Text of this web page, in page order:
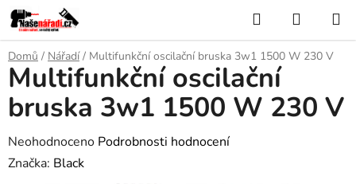
Přejít
na
obsah
Hledat
KOŠÍK
Domů / Nářadí / Multifunkční oscilační bruska 3w1 1500 W 230 V
Multifunkční oscilační
bruska 3w1 1500 W 230 V
Průměrné
hodnocení
Neohodnoceno Podrobnosti hodnocení
Značka: Black